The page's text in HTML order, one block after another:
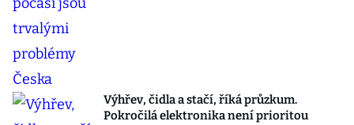
Výhřev, čidla a stačí, říká průzkum.
Pokročilá elektronika není prioritou